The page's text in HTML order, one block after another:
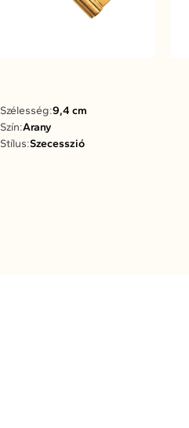
Szélesség:9,4 cm
Szín:Arany
Stílus:Szecesszió